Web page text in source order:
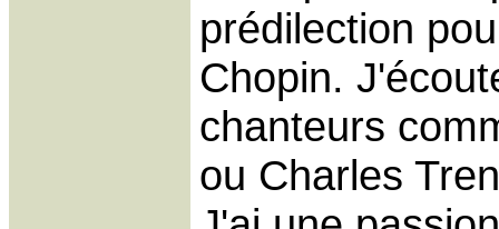
prédilection
Chopin.
chanteurs
ou Charles